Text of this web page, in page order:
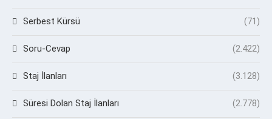
Serbest Kürsü (71)
Soru-Cevap (2.422)
Staj İlanları (3.128)
Süresi Dolan Staj İlanları (2.778)